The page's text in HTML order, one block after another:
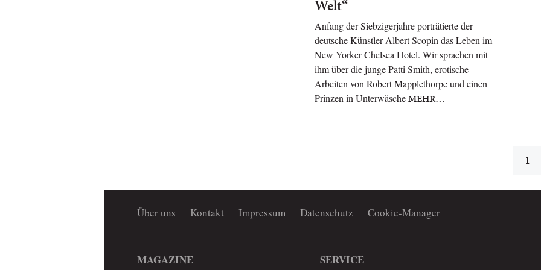
Welt“
Anfang der Siebzigerjahre porträtierte der
deutsche Künstler Albert Scopin das Leben im
New Yorker Chelsea Hotel. Wir sprachen mit
ihm über die junge Patti Smith, erotische
Arbeiten von Robert Mapplethorpe und einen
Prinzen in UnterwäscheMEHR…
1
Über uns Kontakt Impressum Datenschutz Cookie-Manager
MAGAZINE SERVICE